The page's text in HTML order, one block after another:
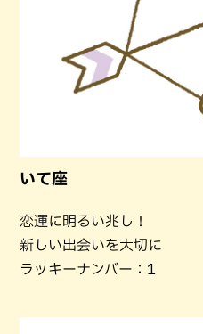
いて座
恋運に明るい兆し！
新しい出会いを大切に
ラッキーナンバー：1